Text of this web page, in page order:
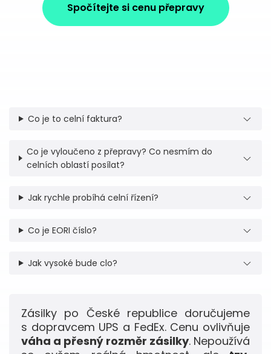
Spočítejte si cenu přepravy
Co je to celní faktura?
Co je vyloučeno z přepravy? Co nesmím do
celních oblastí posílat?
Jak rychle probíhá celní řízení?
Co je EORI číslo?
Jak vysoké bude clo?
Zásilky po České republice doručujeme
s dopravcem UPS a FedEx. Cenu ovlivňuje
váha a přesný rozměr zásilky. Nepoužívá